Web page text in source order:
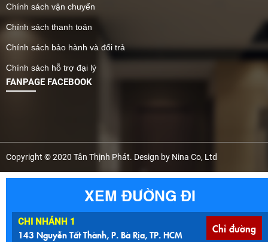
Chính sách vận chuyển
Chính sách thanh toán
Chính sách bảo hành và đổi trả
Chính sách hỗ trợ đại lý
FANPAGE FACEBOOK
Copyright © 2020 Tân Thịnh Phát. Design by Nina Co, Ltd
XEM ĐƯỜNG ĐI
CHI NHÁNH 1
143 Nguyễn Tất Thành, P. Bà Rịa, TP. HCM Chỉ đường